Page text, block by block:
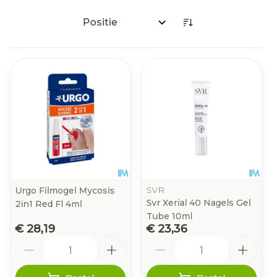
Sorteer op:
Urgo Filmogel Mycosis
2in1 Red Fl 4ml
€ 28,19
SVR
Svr Xerial 40 Nagels Gel
Tube 10ml
€ 23,36